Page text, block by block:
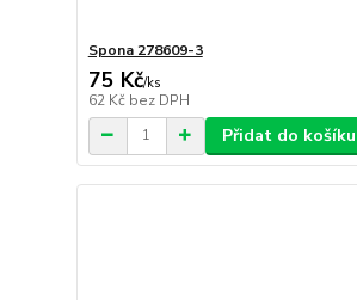
Spona 278609-3
75 Kč/ks
62 Kč bez DPH
Přidat do košíku